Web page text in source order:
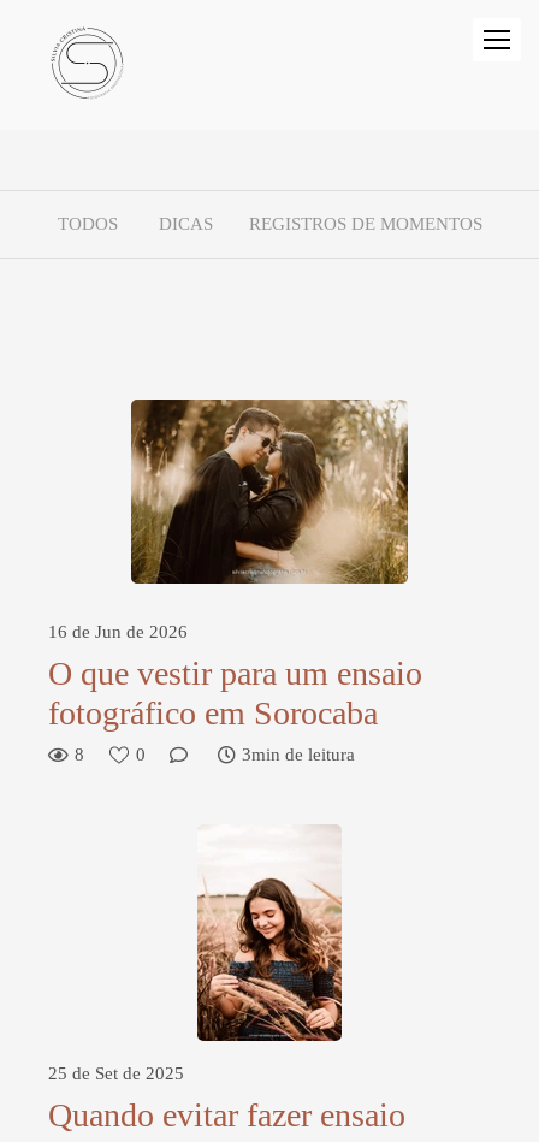
TODOS DICAS REGISTROS DE MOMENTOS
16 de Jun de 2026
O que vestir para um ensaio
fotográfico em Sorocaba
8 0 3min de leitura
25 de Set de 2025
Quando evitar fazer ensaio